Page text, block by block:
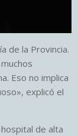
de la Provincia.
Eso no implica
explicó el
de alta